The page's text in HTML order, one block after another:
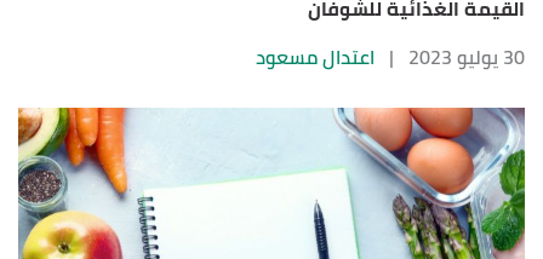
القيمة الغذائية للشوفان
30 يوليو 2023
| اعتدال مسعود